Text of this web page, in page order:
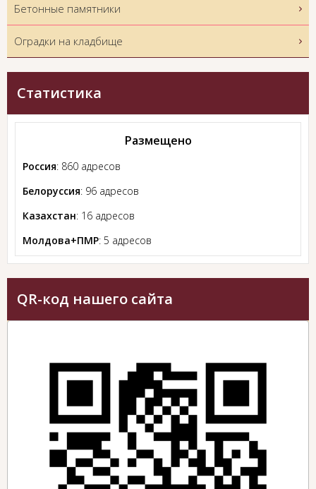
Бетонные памятники
Оградки на кладбище
Статистика
Размещено
Россия: 860 адресов
Белоруссия: 96 адресов
Казахстан: 16 адресов
Молдова+ПМР: 5 адресов
QR-код нашего сайта